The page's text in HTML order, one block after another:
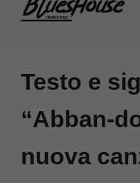
Testo e
“Abban-
nuova